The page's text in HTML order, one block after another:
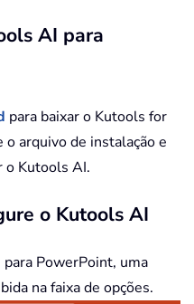
AI para
para baixar o Kutools for
arquivo de instalação e
o Kutools AI.
o Kutools AI
PowerPoint, uma
na faixa de opções.